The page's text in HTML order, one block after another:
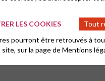
dynamique mondiale «
à la Pentecôte 1989, auquel
seulement en 2021 que notre
site:
Ecologie – Rappel des
et mérite d’être approfondi !
LES COOKIES
Tout
pourront être retrouvés à
sur la page deMentions